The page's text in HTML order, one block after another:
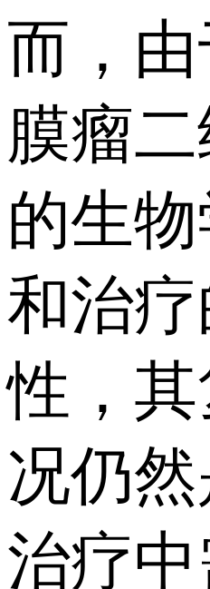
而，
膜瘤
的生
和治
性，
况仍
治疗